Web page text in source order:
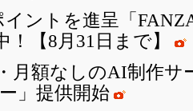
イントを進呈「
！【8月31日まで】
月額なしのAI制作
」提供開始